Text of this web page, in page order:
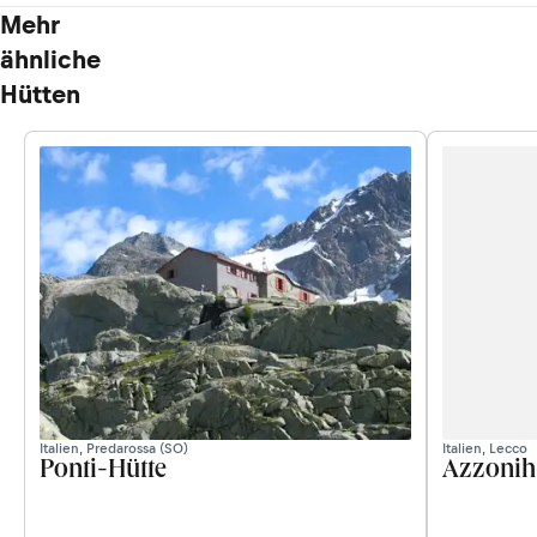
Mehr
ähnliche
Hütten
Italien, Predarossa (SO)
Ponti-Hütte
Italien, Lecco